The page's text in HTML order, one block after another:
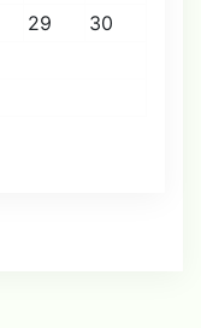
29
30